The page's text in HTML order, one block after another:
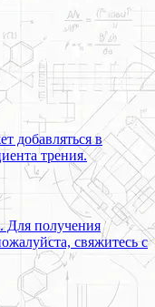
добавляться в
трения.
Для получения
свяжитесь с